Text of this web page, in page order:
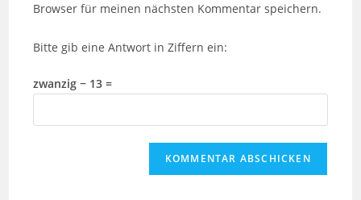
ein
Browser für meinen nächsten Kommentar speichern.
Bitte gib eine Antwort in Ziffern ein:
zwanzig − 13 =